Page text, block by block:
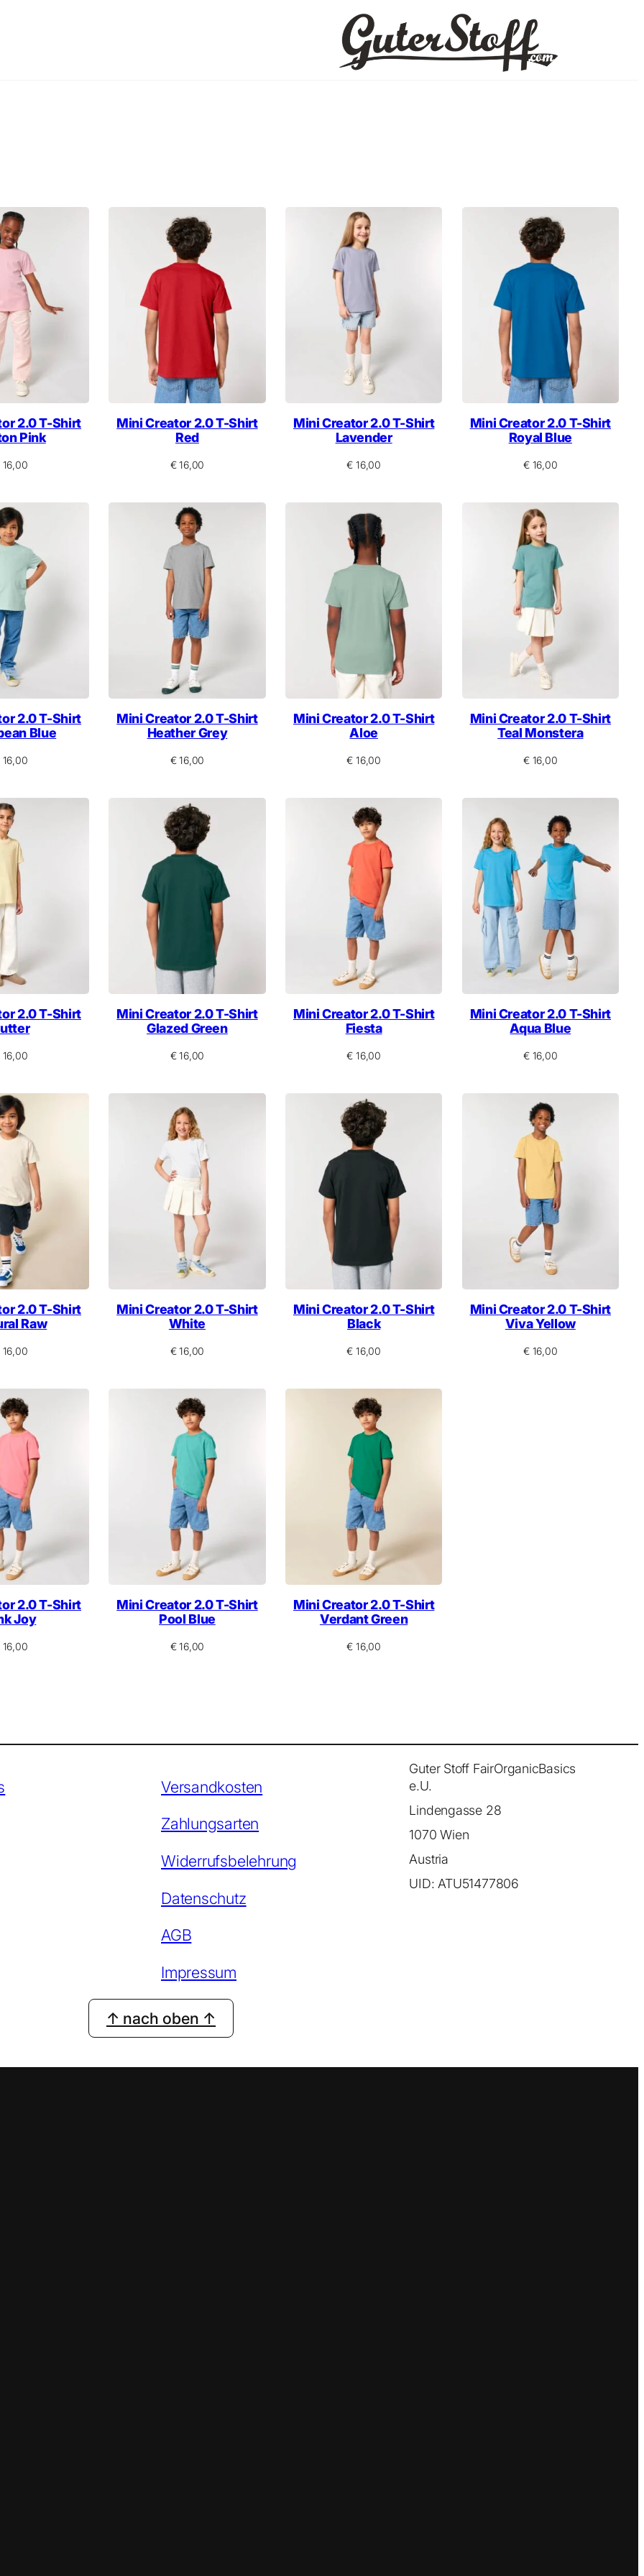
2.0 T-Shirt
Pink
16,00
Mini Creator 2.0 T-Shirt
Red
€16,00
Mini Creator 2.0 T-Shirt
Lavender
€ 16,00
Mini Creator 2.0 T-Shirt
Royal Blue
€16,00
2.0 T-Shirt
Blue
16,00
Mini Creator 2.0 T-Shirt
Heather Grey
€16,00
Mini Creator 2.0 T-Shirt
Aloe
€ 16,00
Mini Creator 2.0 T-Shirt
Teal Monstera
€16,00
2.0 T-Shirt
16,00
Mini Creator 2.0 T-Shirt
Glazed Green
€16,00
Mini Creator 2.0 T-Shirt
Fiesta
€ 16,00
Mini Creator 2.0 T-Shirt
Aqua Blue
€16,00
2.0 T-Shirt
Raw
16,00
Mini Creator 2.0 T-Shirt
White
€16,00
Mini Creator 2.0 T-Shirt
Black
€ 16,00
Mini Creator 2.0 T-Shirt
Viva Yellow
€16,00
2.0 T-Shirt
Joy
16,00
Mini Creator 2.0 T-Shirt
Pool Blue
€16,00
Mini Creator 2.0 T-Shirt
Verdant Green
€ 16,00
Versandkosten
Zahlungsarten
Widerrufsbelehrung
Datenschutz
AGB
Impressum
Guter Stoff FairOrganicBasics
e.U.
Lindengasse 28
1070 Wien
Austria
UID: ATU51477806
↑ nach oben ↑